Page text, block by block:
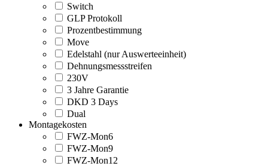
Switch
GLP Protokoll
Prozentbestimmung
Move
Edelstahl (nur Auswerteeinheit)
Dehnungsmessstreifen
230V
3 Jahre Garantie
DKD 3 Days
Dual
Montagekosten
FWZ-Mon6
FWZ-Mon9
FWZ-Mon12